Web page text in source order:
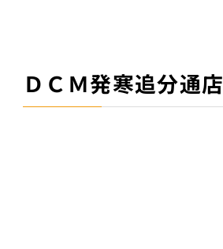
ＤＣＭ発寒追分通店